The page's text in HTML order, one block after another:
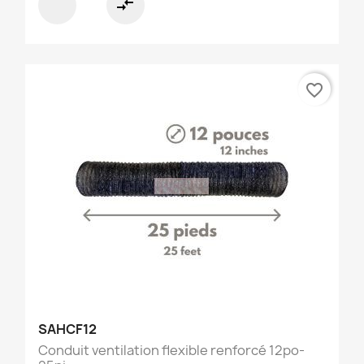
compare_arrows
SAHCF12
Conduit ventilation flexible renforcé 12po-
favorite_border